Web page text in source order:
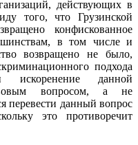
действующих в
того, что Грузинской
конфискованное
в том числе и
возвращено не было,
подхода
данной
вопросом, а не
перевести данный вопрос
это противоречит